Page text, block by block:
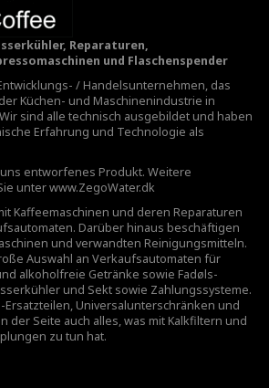
Reparaturen,
und Flaschenspender
/ Handelsunternehmen, das
Küchen- und Maschinenindustrie in
sind alle technisch ausgebildet und haben
Erfahrung und Technologie als
entworfenes Produkt. Weitere
unterwww.ZegoWater.dk
Kaffeemaschinen und deren Reparaturen
Darüber hinaus beschäftigen
und verwandten Reinigungsmitteln.
Auswahl an Verkaufsautomaten für
alkoholfreie Getränke sowie Fadøls-
und Sekt sowie Zahlungssysteme.
Universalunterschränken und
der Seite auch alles, was mit Kalkfiltern und
zu tun hat.